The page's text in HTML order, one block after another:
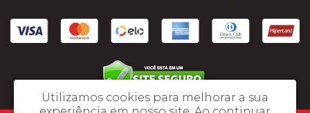
Utilizamos cookies para melhorar a sua